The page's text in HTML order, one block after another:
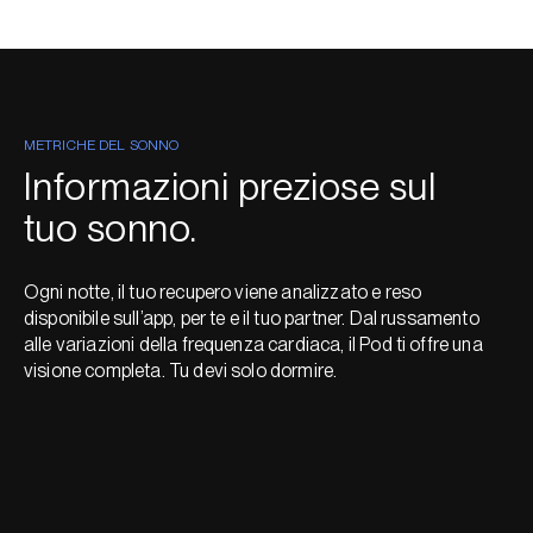
METRICHE DEL SONNO
Informazioni preziose sul
tuo sonno.
Ogni notte, il tuo recupero viene analizzato e reso
disponibile sull’app, per te e il tuo partner. Dal russamento
alle variazioni della frequenza cardiaca, il Pod ti offre una
visione completa. Tu devi solo dormire.